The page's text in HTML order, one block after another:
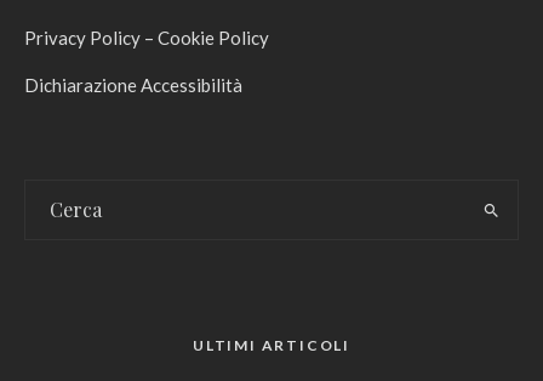
Privacy Policy – Cookie Policy
Dichiarazione Accessibilità
ULTIMI ARTICOLI